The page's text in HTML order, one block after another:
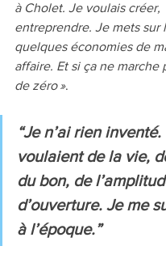
à Cholet. Je voulais créer,
entreprendre. Je mets sur
quelques économies de
affaire. Et si ça ne marche
de zéro ».
“Je n’ai rien
voulaient de la vie,
du bon, de
d’ouverture. Je me
à l’époque.”